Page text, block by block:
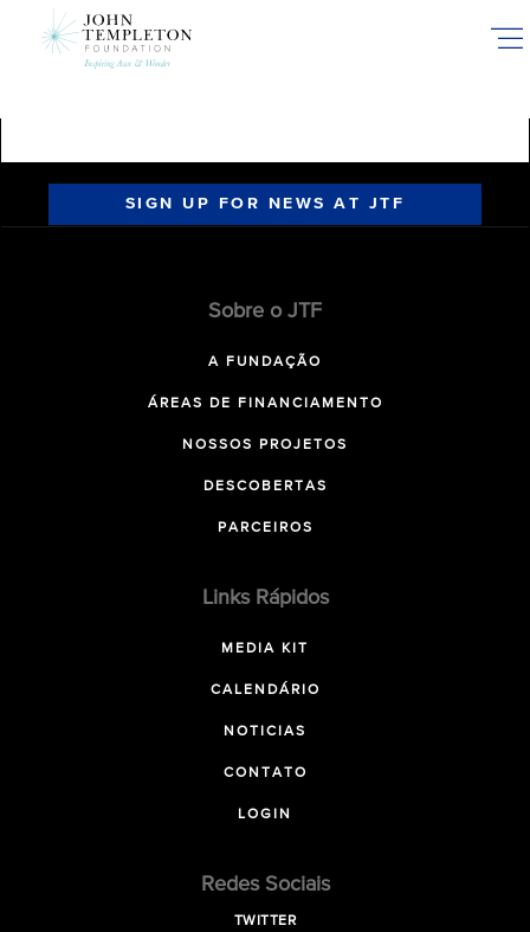
SIGN UP FOR NEWS AT JTF
Sobre o JTF
A FUNDAÇÃO
ÁREAS DE FINANCIAMENTO
NOSSOS PROJETOS
DESCOBERTAS
PARCEIROS
Links Rápidos
MEDIA KIT
CALENDÁRIO
NOTICIAS
CONTATO
LOGIN
Redes Sociais
TWITTER